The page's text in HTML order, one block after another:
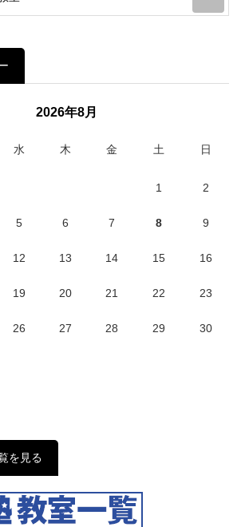
2026年8月
水 木 金 土 日
1 2
5 6 7 8 9
12 13 14 15 16
19 20 21 22 23
26 27 28 29 30
を見る